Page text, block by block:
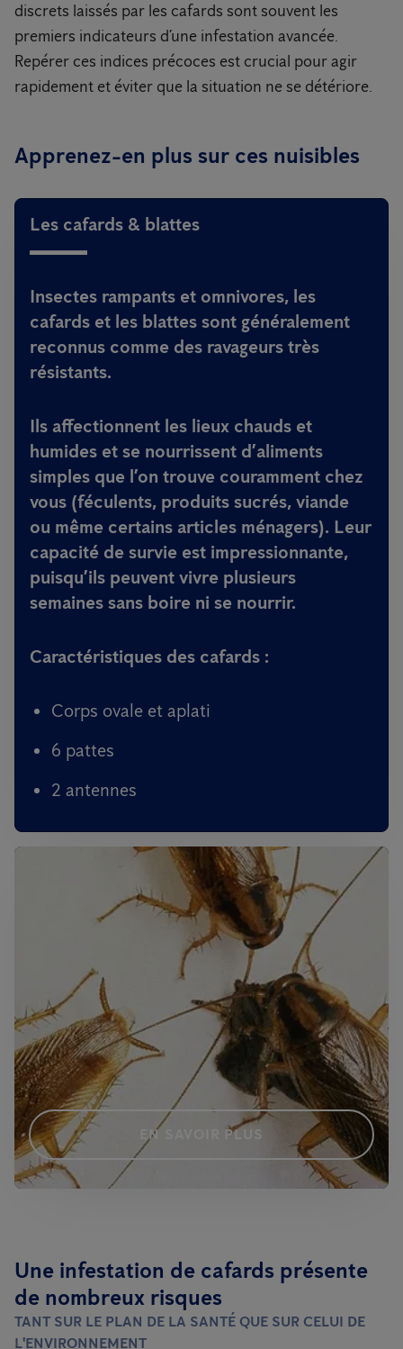
discrets laissés par les cafards sont souvent les
premiers indicateurs d’une infestation avancée.
Repérer ces indices précoces est crucial pour agir
rapidement et éviter que la situation ne se détériore.
Apprenez-en plus sur ces nuisibles
Les cafards & blattes
Insectes rampants et omnivores, les
cafards et les blattes sont généralement
reconnus comme des ravageurs très
résistants.
Ils affectionnent les lieux chauds et
humides et se nourrissent d’aliments
simples que l’on trouve couramment chez
vous (féculents, produits sucrés, viande
ou même certains articles ménagers). Leur
capacité de survie est impressionnante,
puisqu’ils peuvent vivre plusieurs
semaines sans boire ni se nourrir.
Caractéristiques des cafards :
Corps ovale et aplati
6 pattes
2 antennes
EN SAVOIR PLUS
Une infestation de cafards présente
de nombreux risques
TANT SUR LE PLAN DE LA SANTÉ QUE SUR CELUI DE
L'ENVIRONNEMENT